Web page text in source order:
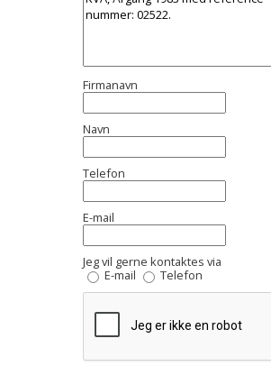
Firmanavn
Navn
Telefon
E-mail
Jeg vil gerne kontaktes via
E-mail
Telefon